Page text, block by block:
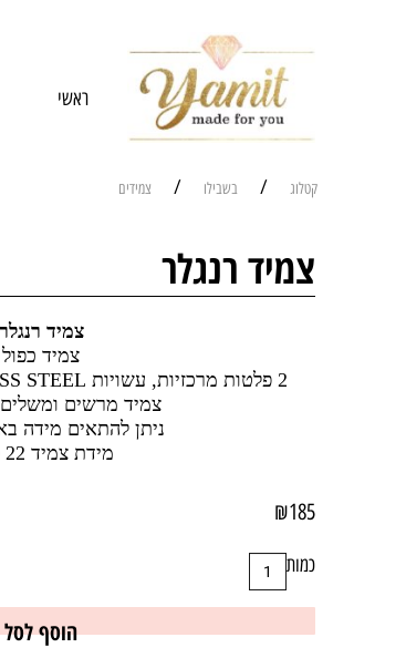
ראשי
קטלוג / בשבילו / צמידים
צמיד רנגלר
צמיד רנגלר
צמיד כפול
צמיד מרשים
ניתן להתאים מידה
מידת צמיד 22 ס"מ
₪185
כמות
הוסף לסל